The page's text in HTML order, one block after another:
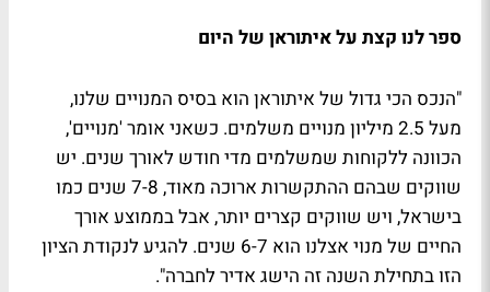
ספר לנו קצת על איתוראן של היום
"הנכס הכי גדול של איתוראן הוא בסיס המנויים שלנו,
מעל 2.5 מיליון מנויים משלמים. כשאני אומר 'מנויים',
הכוונה ללקוחות שמשלמים מדי חודש לאורך שנים. יש
שווקים שבהם ההתקשרות ארוכה מאוד, 7-8 שנים כמו
בישראל, ויש שווקים קצרים יותר, אבל בממוצע אורך
החיים של מנוי אצלנו הוא 6-7 שנים. להגיע לנקודת הציון
הזו בתחילת השנה זה הישג אדיר לחברה".